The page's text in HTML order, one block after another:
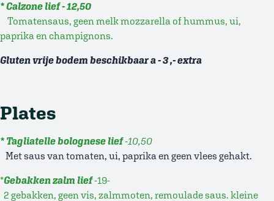
* Calzone lief - 12,50
Tomatensaus, geen melk mozzarella of hummus, ui,
paprika en champignons.
Gluten vrije bodem beschikbaar a - 3 ,- extra
Plates
* Tagliatelle bolognese lief-10,50
Met saus van tomaten, ui, paprika en geen vlees gehakt.
*Gebakken zalm lief-19-
2 gebakken, geen vis, zalmmoten, remoulade saus. kleine